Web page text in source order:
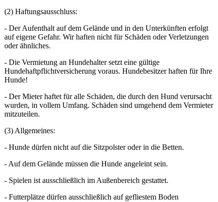
(2) Haftungsausschluss:
- Der Aufenthalt auf dem Gelände und in den Unterkünften erfolgt
auf eigene Gefahr. Wir haften nicht für Schäden oder Verletzungen
oder ähnliches.
- Die Vermietung an Hundehalter setzt eine gültige
Hundehaftpflichtversicherung voraus. Hundebesitzer haften für Ihre
Hunde!
- Der Mieter haftet für alle Schäden, die durch den Hund verursacht
wurden, in vollem Umfang. Schäden sind umgehend dem Vermieter
mitzuteilen.
(3) Allgemeines:
- Hunde dürfen nicht auf die Sitzpolster oder in die Betten.
- Auf dem Gelände müssen die Hunde angeleint sein.
- Spielen ist ausschließlich im Außenbereich gestattet.
- Futterplätze dürfen ausschließlich auf gefliestem Boden